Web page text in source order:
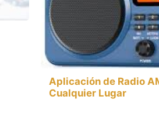
Aplicación de Radio
Cualquier Lugar